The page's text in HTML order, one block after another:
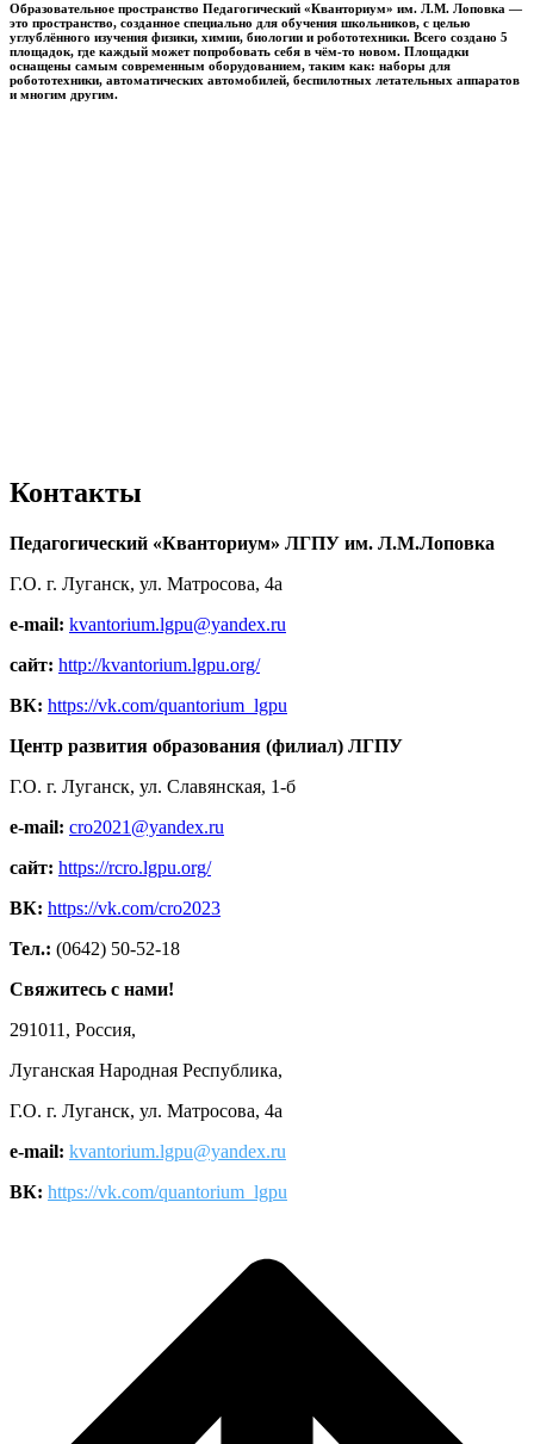
Образовательное пространство Педагогический «Кванториум» им. Л.М. Лоповка —
это пространство, созданное специально для обучения школьников, с целью
углублённого изучения физики, химии, биологии и робототехники. Всего создано 5
площадок, где каждый может попробовать себя в чём-то новом. Площадки
оснащены самым современным оборудованием, таким как: наборы для
робототехники, автоматических автомобилей, беспилотных летательных аппаратов
и многим другим.
Контакты
Педагогический «Кванториум» ЛГПУ им. Л.М.Лоповка
Г.О. г. Луганск, ул. Матросова, 4а
e-mail: kvantorium.lgpu@yandex.ru
сайт: http://kvantorium.lgpu.org/
ВК: https://vk.com/quantorium_lgpu
Центр развития образования (филиал) ЛГПУ
Г.О. г. Луганск, ул. Славянская, 1-б
e-mail: cro2021@yandex.ru
сайт: https://rcro.lgpu.org/
ВК: https://vk.com/cro2023
Тел.: (0642) 50-52-18
Свяжитесь с нами!
291011, Россия,
Луганская Народная Республика,
Г.О. г. Луганск, ул. Матросова, 4а
e-mail: kvantorium.lgpu@yandex.ru
ВК: https://vk.com/quantorium_lgpu